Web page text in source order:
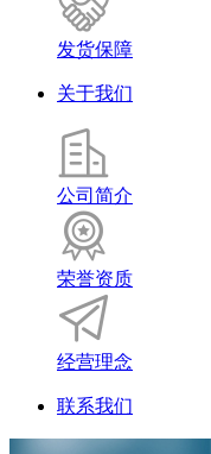
发货保障
关于我们
公司简介
荣誉资质
经营理念
联系我们